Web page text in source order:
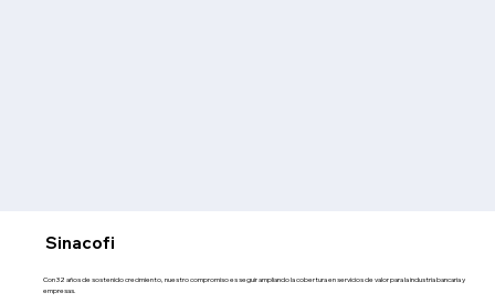
Sinacofi
Con 32 años de sostenido crecimiento, nuestro compromiso es seguir ampliando la cobertura en servicios de valor para la industria bancaria y
empresas.